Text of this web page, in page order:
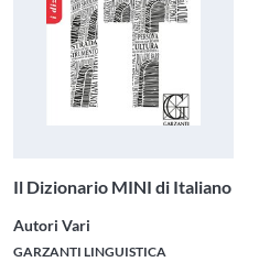
Il Dizionario MINI di Italiano
Autori Vari
GARZANTI LINGUISTICA